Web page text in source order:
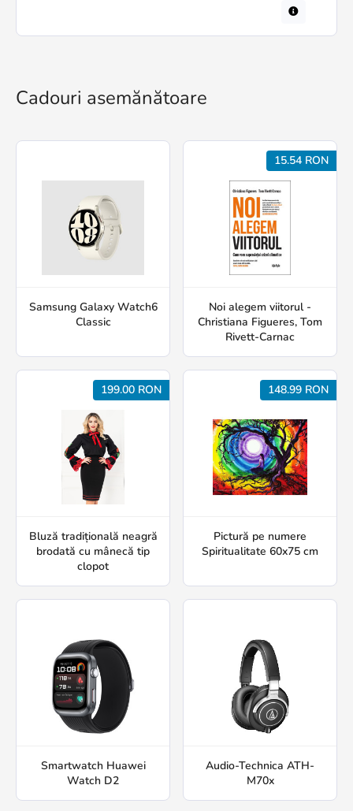
Cadouri asemănătoare
Samsung Galaxy Watch6
Classic
15.54 RON
Noi alegem viitorul -
Christiana Figueres, Tom
Rivett-Carnac
199.00 RON
Bluză tradițională neagră
brodată cu mânecă tip
clopot
148.99 RON
Pictură pe numere
Spiritualitate 60x75 cm
Smartwatch Huawei
Watch D2
Audio-Technica ATH-
M70x